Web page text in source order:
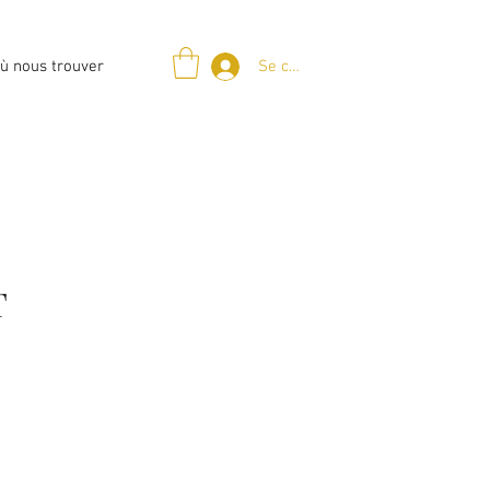
nous trouver Se connecter